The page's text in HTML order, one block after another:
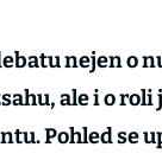
nejen o
ale i o
Pohled se